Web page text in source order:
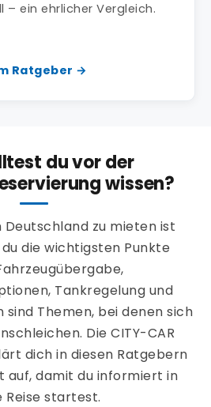
– ein ehrlicher Vergleich.
Ratgeber →
du vor der
wissen?
Deutschland zu mieten ist
die wichtigsten Punkte
Tankregelung und
Themen, bei denen sich
Die CITY-CAR
dich in diesen Ratgebern
auf, damit du informiert in
Reise startest.